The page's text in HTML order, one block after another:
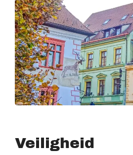
Veiligheid